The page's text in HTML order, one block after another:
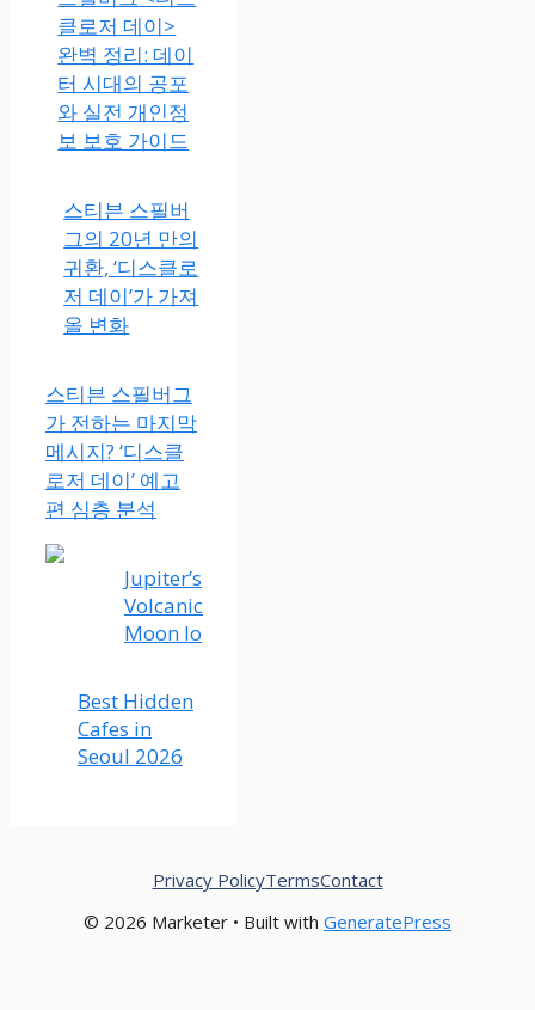
클로저 데이>
완벽 정리: 데이
터 시대의 공포
와 실전 개인정
보 보호 가이드
스티븐 스필버
그의 20년 만의
귀환, ‘디스클로
저 데이’가 가져
올 변화
스티븐 스필버그
가 전하는 마지막
메시지? ‘디스클
로저 데이’ 예고
편 심층 분석
Jupiter’s
Volcanic
Moon Io
Best Hidden
Cafes in
Seoul 2026
© 2026 Marketer • Built with GeneratePress
Privacy PolicyTermsContact